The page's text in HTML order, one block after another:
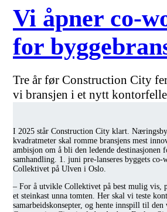
Vi åpner co-
for
Tre år før Construction City
vi bransjen i et nytt
I 2025 står Construction City klart.
kvadratmeter skal romme bransjens mest
ambisjon om å bli den ledende destinasjonen
samhandling. 1. juni pre-lanseres byggets co-
Collektivet på Ulven i Oslo.
– For å utvikle Collektivet på best mulig vis,
et steinkast unna tomten. Her skal vi teste
samarbeidskonsepter, og hente innspill til